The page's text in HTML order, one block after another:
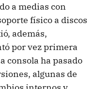
a medias con
físico a discos
además,
por vez primera
consola ha pasado
algunas de